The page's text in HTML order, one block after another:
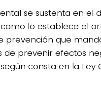
se sustenta en el
lo establece el
prevención que
prevenir efectos
consta en la Ley